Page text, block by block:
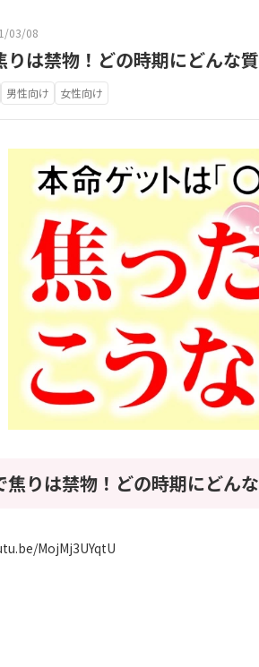
03/08
りは禁物！どの時期にどんな
男性向け 女性向け
焦りは禁物！どの時期にどん
MojMj3UYqtU